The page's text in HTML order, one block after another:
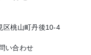
桃山町丹後10-4
い合わせ